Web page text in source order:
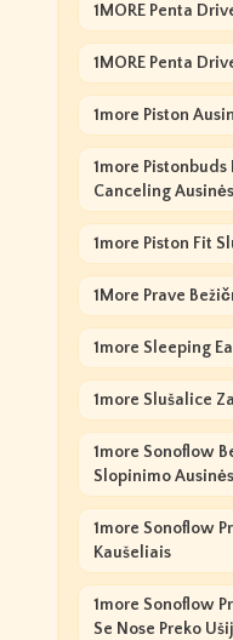
1MORE Penta
1MORE Penta
1more Piston
1more
Canceling Ausinės
1more Piston Fit
1More Prave
1more Sleeping
1more Slušalice
1more Sonoflow
Slopinimo Ausinės
1more Sonoflow
Kaušeliais
1more Sonoflow
Se Nose Preko